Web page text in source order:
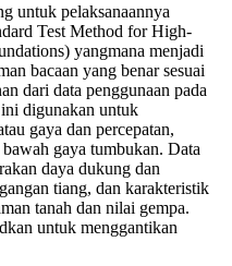
untuk pelaksanaannya
Test Method for High-
yangmana menjadi
bacaan yang benar sesuai
dari data penggunaan pada
digunakan untuk
gaya dan percepatan,
gaya tumbukan. Data
daya dukung dan
tiang, dan karakteristik
tanah dan nilai gempa.
untuk menggantikan